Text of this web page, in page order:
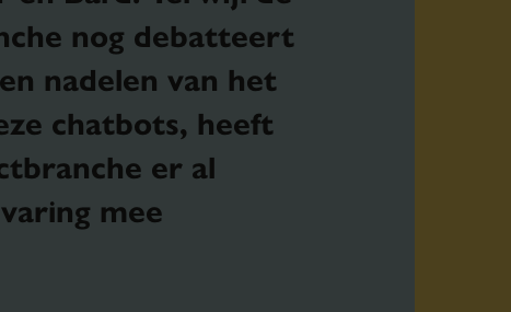
nog debatteert
nadelen van het
chatbots, heeft
er al
mee